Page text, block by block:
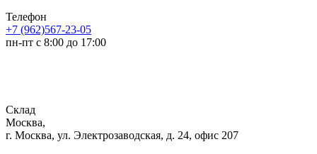
Телефон
+7 (962)567-23-05
пн-пт с 8:00 до 17:00
Склад
Москва,
г. Москва, ул. Электрозаводская, д. 24, офис 207